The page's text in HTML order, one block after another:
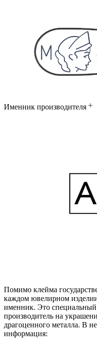
Именник производителя
Помимо клейма
каждом ювелирном
именник. Это специальный
производитель на
драгоценного металла. В
информация: